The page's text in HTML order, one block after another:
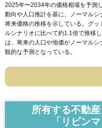
2025年〜2034年の価格相場を予測
動向や人口推計を基に、ノーマル
将来価格の推移を示している。グ
ルシナリオに比べて約1.1倍で推移
は、将来の人口や地価がノーマル
観的な予測となっている。
所有する不動
「リビン